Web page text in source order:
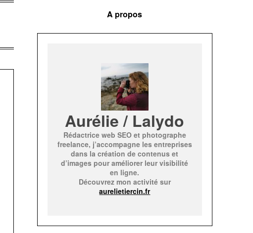
A propos
Aurélie / Lalydo
Rédactrice web SEO et photographe
freelance, j’accompagne les entreprises
dans la création de contenus et
d’images pour améliorer leur visibilité
en ligne.
Découvrez mon activité sur
aurelietiercin.fr